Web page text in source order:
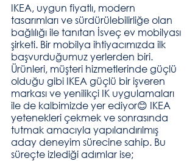
IKEA, uygun fiyatlı, modern
tasarımları ve sürdürülebilirliğe olan
bağlılığı ile tanıtan İsveç ev mobilyası
şirketi. Bir mobilya ihtiyacımızda ilk
başvurduğumuz yerlerden biri.
Ürünleri, müşteri hizmetlerinde güçlü
olduğu gibi IKEA güçlü bir işveren
markası ve yenilikçi IK uygulamaları
ile de kalbimizde yer ediyor😊 IKEA
yetenekleri çekmek ve sonrasında
tutmak amacıyla yapılandırılmış
aday deneyim sürecine sahip. Bu
süreçte izlediği adımlar ise;